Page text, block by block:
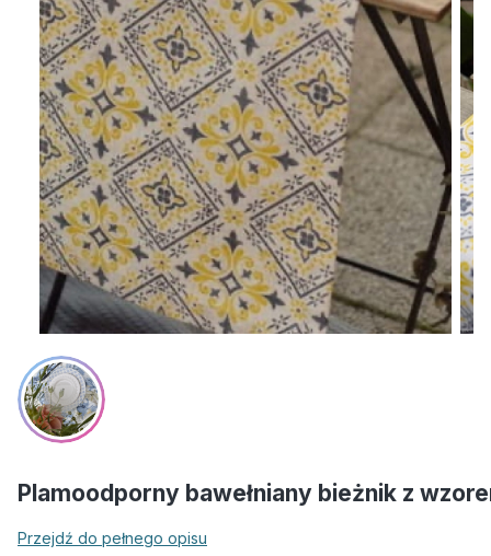
Plamoodporny bawełniany bieżnik z
Przejdź do pełnego opisu